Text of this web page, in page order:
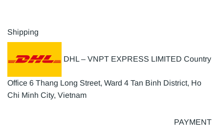
Shipping
DHL – VNPT EXPRESS LIMITED Country
Office 6 Thang Long Street, Ward 4 Tan Binh District, Ho
Chi Minh City, Vietnam
PAYMENT